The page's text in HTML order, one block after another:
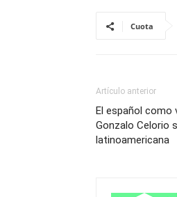
Cuota
Artículo anterior
El español como
Gonzalo Celorio
latinoamericana